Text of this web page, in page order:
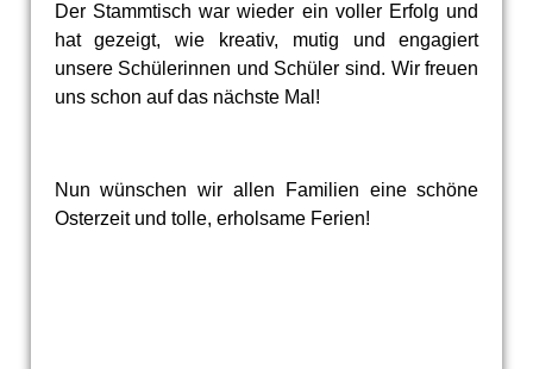
Der Stammtisch war wieder ein voller Erfolg und
hat gezeigt, wie kreativ, mutig und engagiert
unsere Schülerinnen und Schüler sind. Wir freuen
uns schon auf das nächste Mal!
Nun wünschen wir allen Familien eine schöne
Osterzeit und tolle, erholsame Ferien!